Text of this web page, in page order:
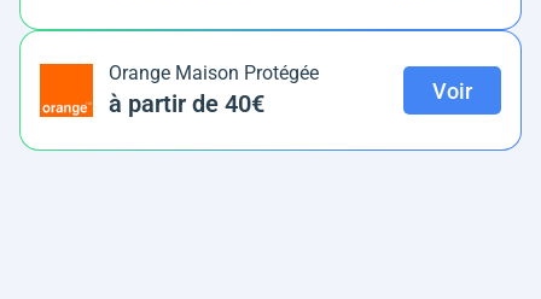
Orange Maison Protégée
à partir de 40€ Voir